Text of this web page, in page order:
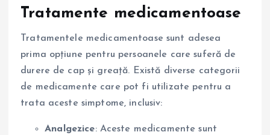
Tratamente medicamentoase
Tratamentele medicamentoase sunt adesea
prima opțiune pentru persoanele care suferă de
durere de cap și greață. Există diverse categorii
de medicamente care pot fi utilizate pentru a
trata aceste simptome, inclusiv:
Analgezice: Aceste medicamente sunt